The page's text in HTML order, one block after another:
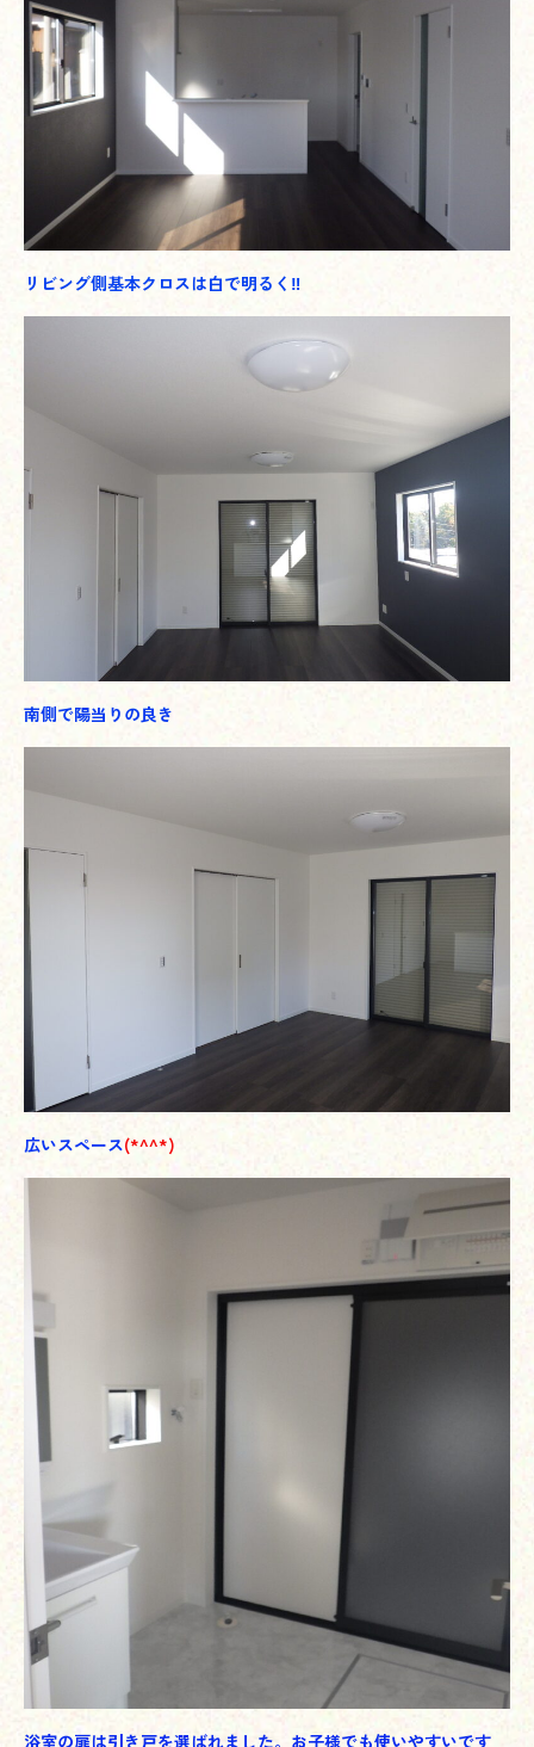
リビング側基本クロスは白で明るく‼
南側で陽当りの良き
広いスペース(*^^*)
浴室の扉は引き戸を選ばれました。お子様でも使いやすいです